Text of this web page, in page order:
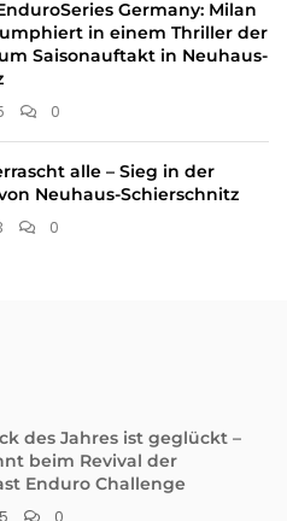
Germany: Milan
in einem Thriller der
Saisonauftakt in Neuhaus-
0
alle – Sieg in der
Neuhaus-Schierschnitz
0
des Jahres ist geglückt –
beim Revival der
Enduro Challenge
0